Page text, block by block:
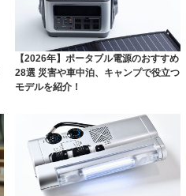
【2026年】ポータブル電源のおすすめ
28選 災害や車中泊、キャンプで役立つ
モデルを紹介！